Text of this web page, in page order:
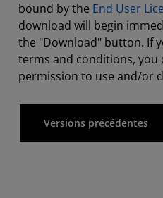
bound by the End User
download will begin
the "Download" button. If
terms and conditions, you
permission to use and/or
Versions précédentes